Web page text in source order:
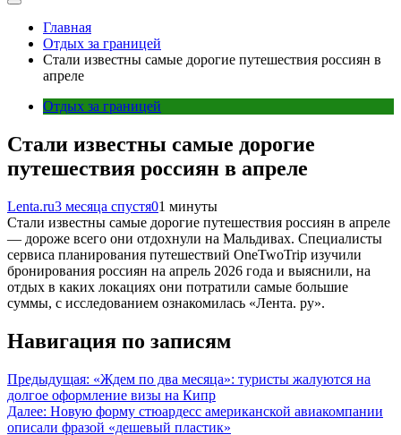
Главная
Отдых за границей
Стали известны самые дорогие путешествия россиян в
апреле
Отдых за границей
Стали известны самые дорогие
путешествия россиян в апреле
Lenta.ru3 месяца спустя01 минуты
Стали известны самые дорогие путешествия россиян в апреле
— дороже всего они отдохнули на Мальдивах. Cпециалисты
сервиса планирования путешествий OneTwoTrip изучили
бронирования россиян на апрель 2026 года и выяснили, на
отдых в каких локациях они потратили самые большие
суммы, с исследованием ознакомилась «Лента. ру».
Навигация по записям
Предыдущая: «Ждем по два месяца»: туристы жалуются на
долгое оформление визы на Кипр
Далее: Новую форму стюардесс американской авиакомпании
описали фразой «дешевый пластик»